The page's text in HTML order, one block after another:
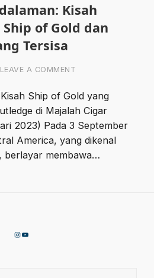
Kisah
of Gold dan
Tersisa
LEAVE A COMMENT
Ship of Gold yang
di Majalah Cigar
2023) Pada 3 September
America, yang dikenal
berlayar membawa…
Instagram
YouTube